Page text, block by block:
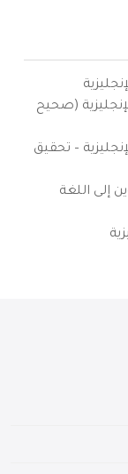
(صحيح
– تحقيق
إلى اللغة